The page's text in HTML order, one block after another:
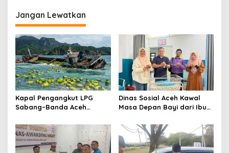
a
s
i
p
o
s
Jangan Lewatkan
Kapal Pengangkut LPG
Sabang–Banda Aceh
Tabung Gas Hanyut ke Laut
Dinas Sosial Aceh Kawal
Masa Depan Bayi dari Ibu
Komprehensif demi
Perlindungan dan
Pengasuhan Terbaik